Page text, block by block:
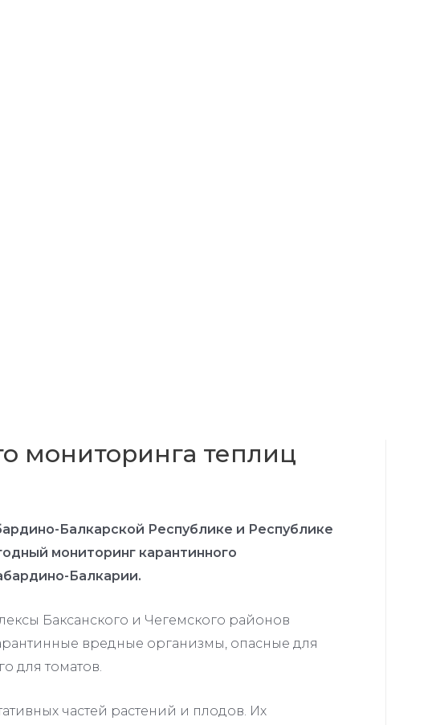
мониторинга теплиц
Балкарской Республике и Республике
мониторинг карантинного
Балкарии.
Баксанского и Чегемского районов
вредные организмы, опасные для
для томатов.
частей растений и плодов. Их